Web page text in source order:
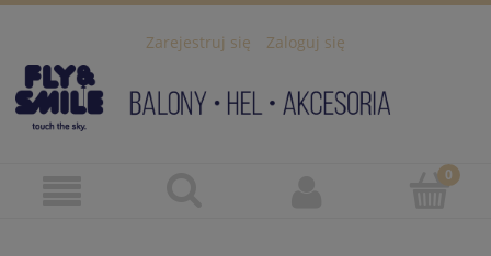
Zarejestruj się Zaloguj się